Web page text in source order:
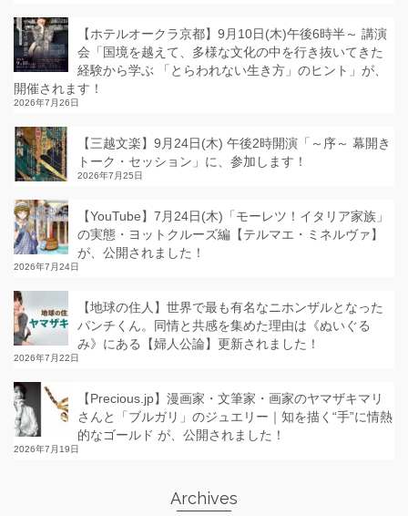
【ホテルオークラ京都】9月10日(木)午後6時半～ 講演
会「国境を越えて、多様な文化の中を行き抜いてきた
経験から学ぶ 「とらわれない生き方」のヒント」が、
開催されます！
2026年7月26日
【三越文楽】9月24日(木) 午後2時開演「～序～ 幕開き
トーク・セッション」に、参加します！
2026年7月25日
【YouTube】7月24日(木)「モーレツ！イタリア家族」
の実態・ヨットクルーズ編【テルマエ・ミネルヴァ】
が、公開されました！
2026年7月24日
【地球の住人】世界で最も有名なニホンザルとなった
パンチくん。同情と共感を集めた理由は《ぬいぐる
み》にある【婦人公論】更新されました！
2026年7月22日
【Precious.jp】漫画家・文筆家・画家のヤマザキマリ
さんと「ブルガリ」のジュエリー｜知を描く“手”に情熱
的なゴールド が、公開されました！
2026年7月19日
Archives